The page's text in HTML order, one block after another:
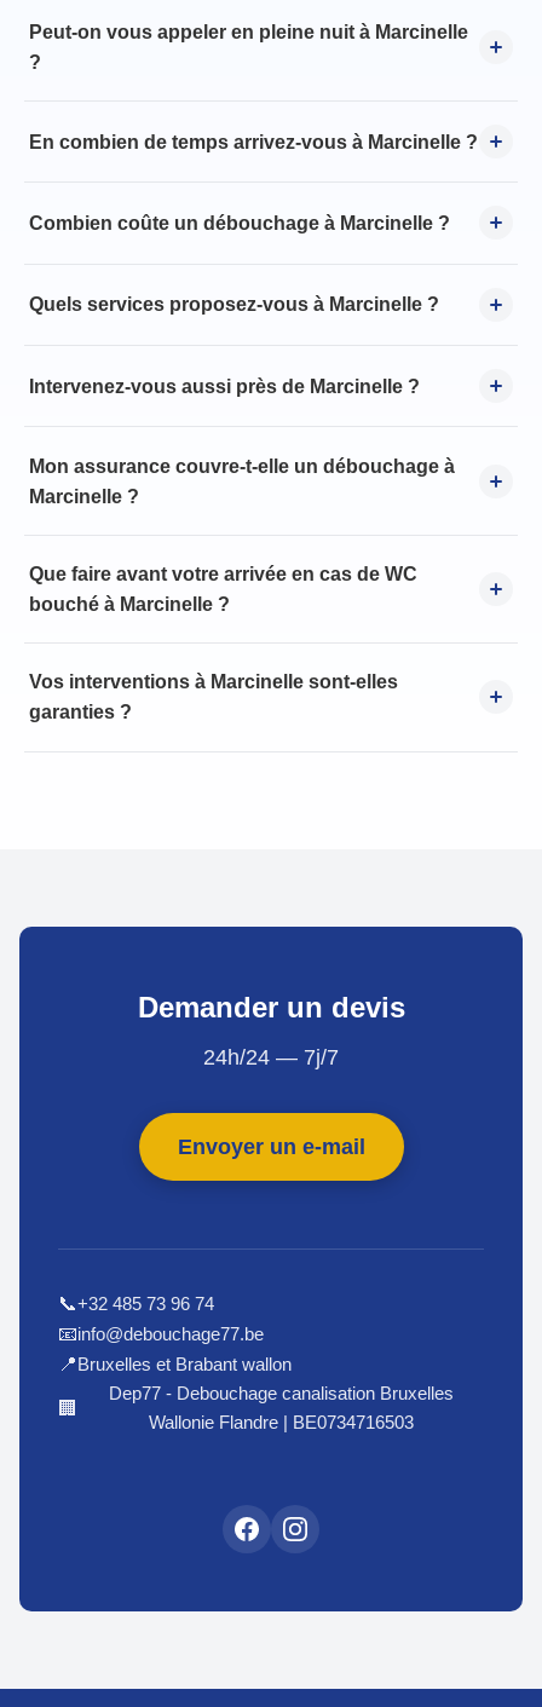
Peut-on vous appeler en pleine nuit à Marcinelle
?
En combien de temps arrivez-vous à Marcinelle ?
Combien coûte un débouchage à Marcinelle ?
Quels services proposez-vous à Marcinelle ?
Intervenez-vous aussi près de Marcinelle ?
Mon assurance couvre-t-elle un débouchage à
Marcinelle ?
Que faire avant votre arrivée en cas de WC
bouché à Marcinelle ?
Vos interventions à Marcinelle sont-elles
garanties ?
Demander un devis
24h/24 — 7j/7
Envoyer un e-mail
📞+32 485 73 96 74
📧info@debouchage77.be
📍Bruxelles et Brabant wallon
🏢
Dep77 - Debouchage canalisation Bruxelles
Wallonie Flandre | BE0734716503